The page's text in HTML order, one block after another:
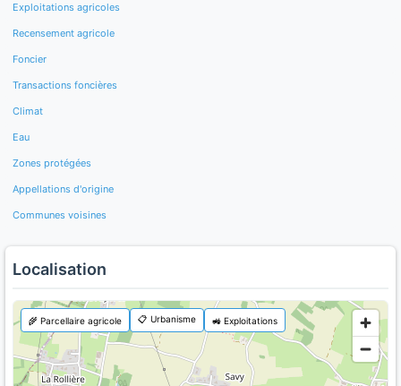
Exploitations agricoles
Recensement agricole
Foncier
Transactions foncières
Climat
Eau
Zones protégées
Appellations d'origine
Communes voisines
Localisation
🌾 Parcellaire agricole 📋 Urbanisme 🚜 Exploitations